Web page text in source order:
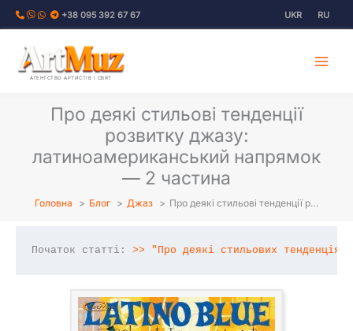
Перейти
+38 095 392 67 67 UKR RU
АГЕНТСТВО АРТИСТІВ І СВЯТ
Про деякі стильові тенденції
розвитку джазу:
латиноамериканський напрямок
— 2 частина
Головна Блог Джаз Про деякі стильові тенденції р…
Початок статті: >> "Про деякі стильових